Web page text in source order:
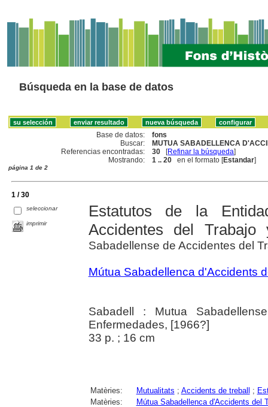
Búsqueda en la base de datos
Base de datos:
fons
Buscar:
MUTUA SABADELLENCA
Referencias encontradas:
30 [Refinar la búsqueda]
Mostrando:
1 .. 20 en el formato [Estandar]
página 1 de 2
1 / 30
seleccionar
imprimir
Estatutos de la
Accidentes del Trabajo
Sabadellense de Accidentes del
Mútua Sabadellenca d'Accidents
Sabadell : Mutua
Enfermedades, [1966?]
33 p. ; 16 cm
Matèries: Mutualitats ; Accidents de treball ;
Matèries:
Mútua Sabadellenca d'Accidents del